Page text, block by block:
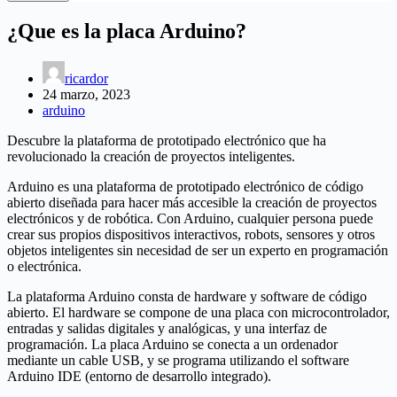
¿Que es la placa Arduino?
ricardor
24 marzo, 2023
arduino
Descubre la plataforma de prototipado electrónico que ha
revolucionado la creación de proyectos inteligentes.
Arduino es una plataforma de prototipado electrónico de código
abierto diseñada para hacer más accesible la creación de proyectos
electrónicos y de robótica. Con Arduino, cualquier persona puede
crear sus propios dispositivos interactivos, robots, sensores y otros
objetos inteligentes sin necesidad de ser un experto en programación
o electrónica.
La plataforma Arduino consta de hardware y software de código
abierto. El hardware se compone de una placa con microcontrolador,
entradas y salidas digitales y analógicas, y una interfaz de
programación. La placa Arduino se conecta a un ordenador
mediante un cable USB, y se programa utilizando el software
Arduino IDE (entorno de desarrollo integrado).